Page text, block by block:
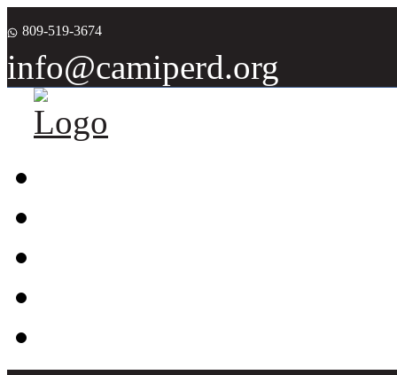
809-519-3674
info@camiperd.org